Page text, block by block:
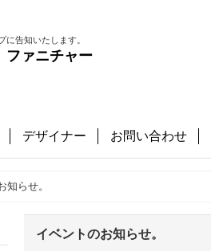
告知いたします。
ァニチャー
デザイナー お問い合わせ
知らせ。
イベントのお知らせ。